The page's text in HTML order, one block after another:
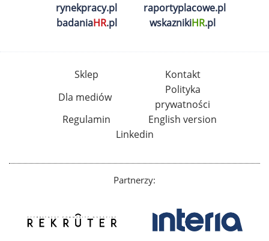
rynekpracy.pl
raportyplacowe.pl
badaniaHR.pl wskaznikiHR.pl
Sklep
Kontakt
Dla mediów
Polityka
prywatności
Regulamin
English version
Linkedin
Partnerzy: